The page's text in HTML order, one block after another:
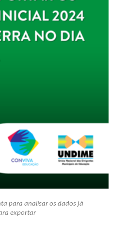
para analisar os dados já
exportar